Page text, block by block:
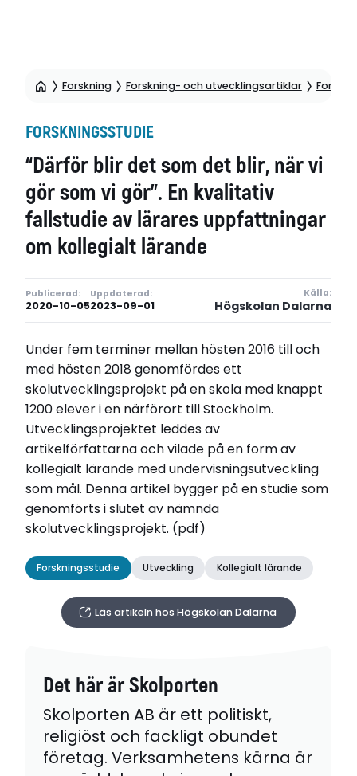
sidinnehåll
Forskning Forskning- och utvecklingsartiklar
FORSKNINGSSTUDIE
“Därför blir det som det blir, när vi
gör som vi gör”. En kvalitativ
fallstudie av lärares uppfattningar
om kollegialt lärande
Publicerad:
2020-10-05
Uppdaterad:
2023-09-01
Källa:
Högskolan Dalarna
Under fem terminer mellan hösten 2016 till och
med hösten 2018 genomfördes ett
skolutvecklingsprojekt på en skola med knappt
1200 elever i en närförort till Stockholm.
Utvecklingsprojektet leddes av
artikelförfattarna och vilade på en form av
kollegialt lärande med undervisningsutveckling
som mål. Denna artikel bygger på en studie som
genomförts i slutet av nämnda
skolutvecklingsprojekt. (pdf)
Forskningsstudie Utveckling Kollegialt lärande
Läs artikeln hos Högskolan Dalarna
Det här är Skolporten
Skolporten AB är ett politiskt,
religiöst och fackligt obundet
företag. Verksamhetens kärna är